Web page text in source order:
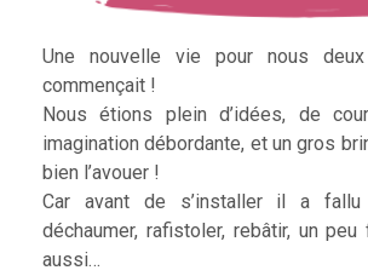
Une nouvelle vie pour nous
commençait !
Nous étions plein d’idées, de
imagination débordante, et un gros
bien l’avouer !
Car avant de s’installer il a fallu
déchaumer, rafistoler, rebâtir, un
aussi…